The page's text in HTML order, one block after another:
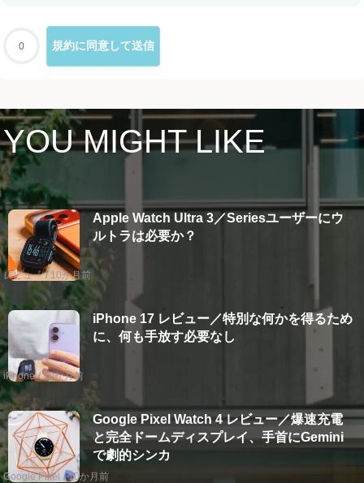
0
YOU MIGHT LIKE
Apple Watch Ultra 3／Seriesユーザーにウ
ルトラは必要か？
レビュー 10か月前
iPhone 17 レビュー／特別な何かを得るため
に、何も手放す必要なし
iPhone 10か月前
Google Pixel Watch 4 レビュー／爆速充電
と完全ドームディスプレイ、手首にGemini
で劇的シンカ
Google Pixel 10か月前